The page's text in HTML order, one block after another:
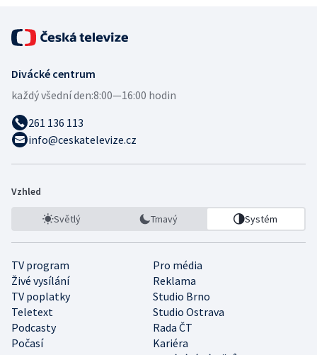
Divácké centrum
každý všední den:8:00—16:00 hodin
261 136 113
info@ceskatelevize.cz
Vzhled
Světlý Tmavý Systém
TV program
Pro média
Živé vysílání
Reklama
TV poplatky
Studio Brno
Teletext
Studio Ostrava
Podcasty
Rada ČT
Počasí
Kariéra